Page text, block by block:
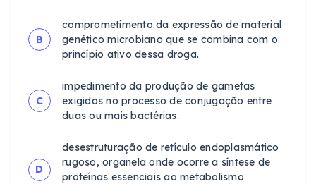
B
comprometimento da expressão de material
genético microbiano que se combina com o
princípio ativo dessa droga.
C
impedimento da produção de gametas
exigidos no processo de conjugação entre
duas ou mais bactérias.
D
desestruturação de retículo endoplasmático
rugoso, organela onde ocorre a síntese de
proteínas essenciais ao metabolismo